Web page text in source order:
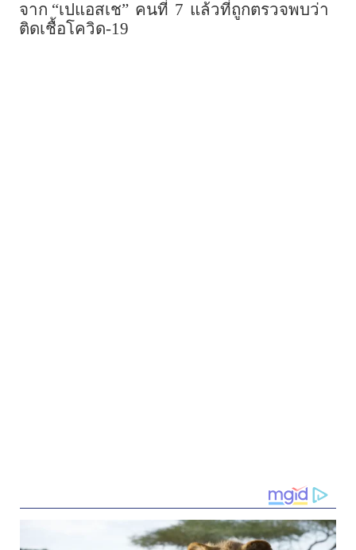
จาก “เปแอสเช” คนที่ 7 แล้วที่ถูกตรวจพบว่า
ติดเชื้อโควิด-19